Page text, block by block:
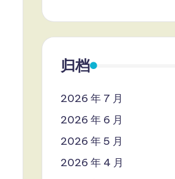
归档
2026 年 7 月
2026 年 6 月
2026 年 5 月
2026 年 4 月